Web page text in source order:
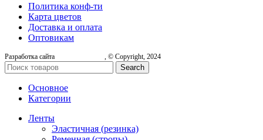
Политика конф-ти
Карта цветов
Доставка и оплата
Оптовикам
Разработка сайта , © Copyright, 2024
Search
Основное
Категории
Ленты
Эластичная (резинка)